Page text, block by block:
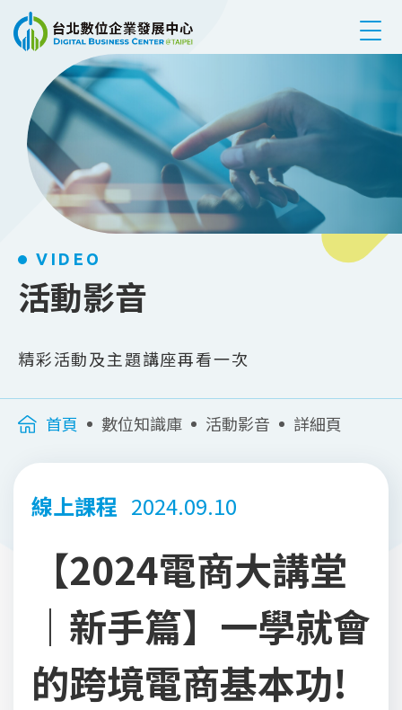
跳到主要內容
VIDEO
活動影音
精彩活動及主題講座再看一次
首頁 數位知識庫 活動影音 詳細頁
線上課程 2024.09.10
【2024電商大講堂
｜新手篇】一學就會
的跨境電商基本功!